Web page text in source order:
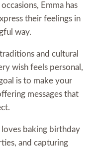
Emma has
their feelings in
way.
and cultural
wish feels personal,
is to make your
messages that
baking birthday
and capturing